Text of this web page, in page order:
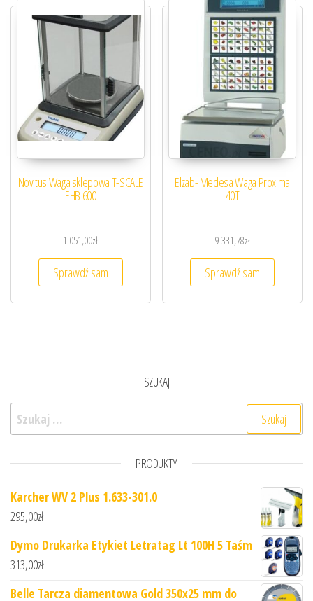
Novitus Waga sklepowa T-SCALE
EHB 600
1 051,00zł
Sprawdź sam
Elzab- Medesa Waga Proxima
40T
9 331,78zł
Sprawdź sam
SZUKAJ
Szukaj:
PRODUKTY
Karcher WV 2 Plus 1.633-301.0
295,00zł
Dymo Drukarka Etykiet Letratag Lt 100H 5 Taśm
313,00zł
Belle Tarcza diamentowa Gold 350x25 mm do